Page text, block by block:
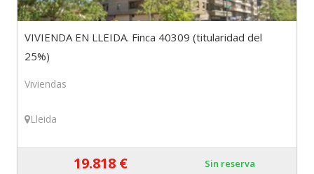
VIVIENDA EN LLEIDA. Finca 40309 (titularidad del
25%)
Viviendas
Lleida
19.818 € Sin reserva